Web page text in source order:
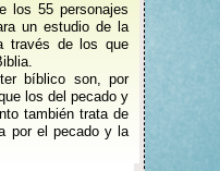
los 55 personajes
un estudio de la
través de los que
bíblico son, por
los del pecado y
también trata de
por el pecado y la